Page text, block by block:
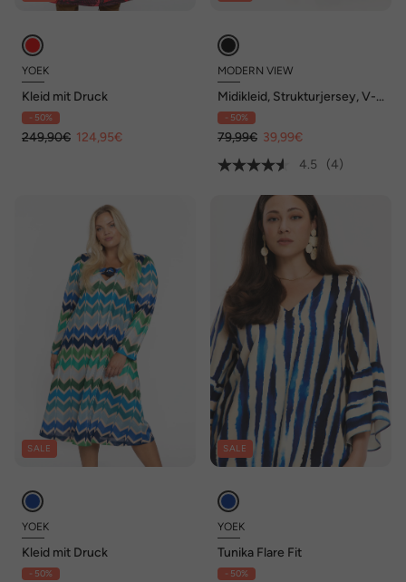
YOEK
Kleid mit Druck
- 50%
249,90€ 124,95€
MODERN VIEW
Midikleid, Strukturjersey, V-
Ausschnitt, Halbarm
- 50%
79,99€ 39,99€
4.5
(4)
SALE
YOEK
Kleid mit Druck
- 50%
SALE
YOEK
Tunika Flare Fit
- 50%